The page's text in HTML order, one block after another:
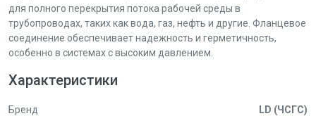
для полного перекрытия потока рабочей среды в
трубопроводах, таких как вода, газ, нефть и другие. Фланцевое
соединение обеспечивает надежность и герметичность,
особенно в системах с высоким давлением.
Характеристики
Бренд LD (ЧСГС)